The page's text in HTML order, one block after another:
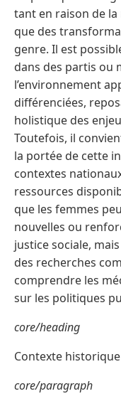
tant en raison de
que des
genre. Il est
dans des partis ou
l’environnement
différenciées,
holistique des
Toutefois, il
la portée de cette
contextes
ressources
que les femmes
nouvelles ou
justice sociale,
des recherches
comprendre les
sur les politiques
core/heading
Contexte
core/paragraph